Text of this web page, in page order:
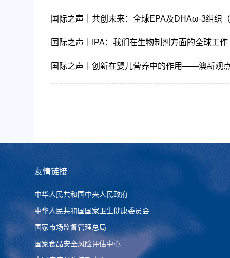
国际之声｜共创未来：全球EPA及DHAω-3组织
国际之声｜IPA：我们在生物制剂方面的全球工作
国际之声｜创新在婴儿营养中的作用——澳新观
友情链接
中华人民共和国中央人民政府
中华人民共和国国家卫生健康委员会
国家市场监督管理总局
国家食品安全风险评估中心